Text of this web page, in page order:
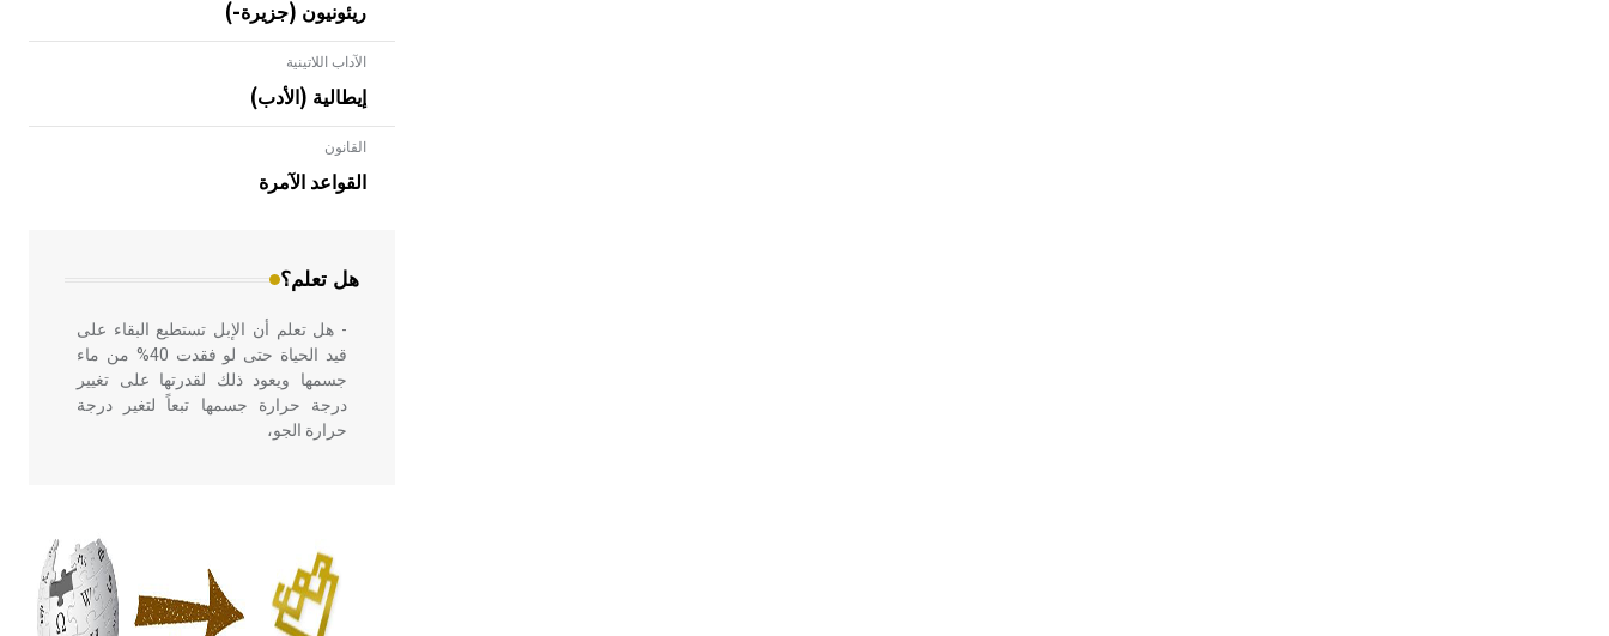
ريئونيون (جزيرة-)
الآداب اللاتينية
إيطالية (الأدب)
القانون
القواعد الآمرة
هل تعلم؟
- هل تعلم أن الأبلق نوع من الفنون
الهندسية التي ارتبطت بالعمارة الإسلامية
في بلاد الشام ومصر خاصة، حيث يحرص
- هل تعلم أن الإبل تستطيع البقاء على
قيد الحياة حتى لو فقدت 40% من ماء
جسمها ويعود ذلك لقدرتها على تغيير
درجة حرارة جسمها تبعاً لتغير درجة
حرارة الجو،
أربعة مؤلفات هي: الحكم، الأدلة، تنظيم
التغذية، ورسالته في جروح الرأس.
ويعود له الفضل بأنه حرر الطب من
الدين والفلسفة.